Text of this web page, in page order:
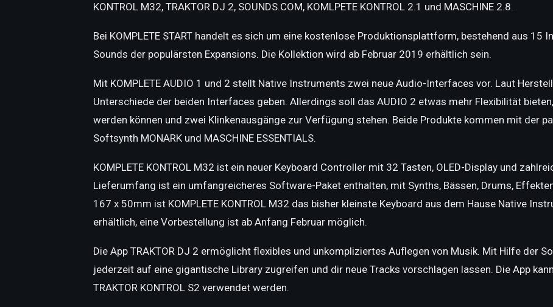
KONTROL M32, TRAKTOR DJ 2, SOUNDS.COM, KOMLPETE KONTROL 2.1 und MASCHINE 2.8.
Bei KOMPLETE START handelt es sich um eine kostenlose Produktionsplattform, bestehend aus 15
Sounds der populärsten Expansions. Die Kollektion wird ab Februar 2019 erhältlich sein.
Mit KOMPLETE AUDIO 1 und 2 stellt Native Instruments zwei neue Audio-Interfaces vor. Laut
Unterschiede der beiden Interfaces geben. Allerdings soll das AUDIO 2 etwas mehr Flexibilität
werden können und zwei Klinkenausgänge zur Verfügung stehen. Beide Produkte kommen mit der
Softsynth MONARK und MASCHINE ESSENTIALS.
KOMPLETE KONTROL M32 ist ein neuer Keyboard Controller mit 32 Tasten, OLED-Display und
Lieferumfang ist ein umfangreicheres Software-Paket enthalten, mit Synths, Bässen, Drums,
167 x 50mm ist KOMPLETE KONTROL M32 das bisher kleinste Keyboard aus dem Hause Native
erhältlich, eine Vorbestellung ist ab Anfang Februar möglich.
Die App TRAKTOR DJ 2 ermöglicht flexibles und unkompliziertes Auflegen von Musik. Mit Hilfe der
jederzeit auf eine gigantische Library zugreifen und dir neue Tracks vorschlagen lassen. Die App
TRAKTOR KONTROL S2 verwendet werden.